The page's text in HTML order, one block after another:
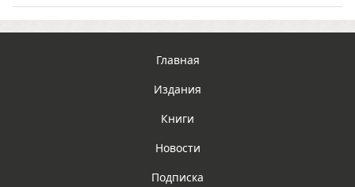
Главная
Издания
Книги
Новости
Подписка